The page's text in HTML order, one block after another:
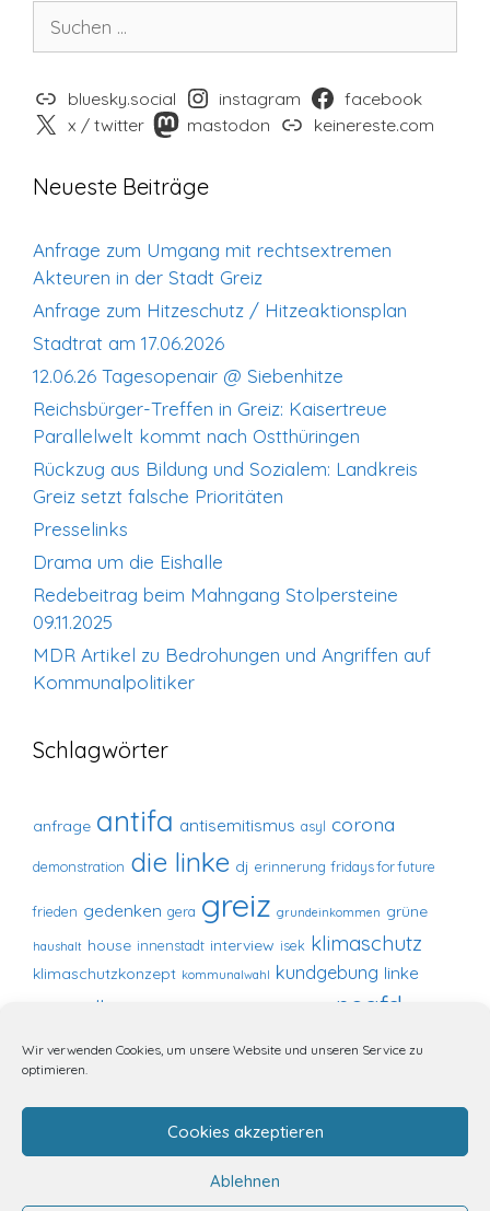
Wir verwenden Cookies, um unsere Website und unseren Service zu
optimieren.
Cookies akzeptieren
Ablehnen
nach:
bluesky.social instagram
facebook
x / twitter
mastodon keinereste.com
Neueste Beiträge
Anfrage zum Umgang mit rechtsextremen
Akteuren in der Stadt Greiz
Anfrage zum Hitzeschutz / Hitzeaktionsplan
Stadtrat am 17.06.2026
12.06.26 Tagesopenair @ Siebenhitze
Reichsbürger-Treffen in Greiz: Kaisertreue
Parallelwelt kommt nach Ostthüringen
Rückzug aus Bildung und Sozialem: Landkreis
Greiz setzt falsche Prioritäten
Presselinks
Drama um die Eishalle
Redebeitrag beim Mahngang Stolpersteine
09.11.2025
MDR Artikel zu Bedrohungen und Angriffen auf
Kommunalpolitiker
Schlagwörter
anfrage antifa antisemitismus asyl corona
demonstration die linke dj erinnerung fridays for future
frieden gedenken gera greiz grundeinkommen grüne
haushalt house innenstadt interview isek klimaschutz
klimaschutzkonzept kommunalwahl kundgebung linke
marstall noafd
speicher tremnitz
tremnitz ukraine verschwörungsideologie
verschwörungsmythos zeromusic